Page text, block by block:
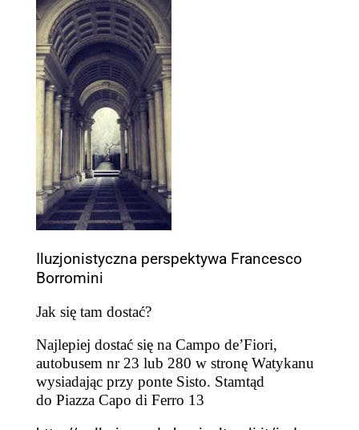
Iluzjonistyczna perspektywa Francesco
Borromini
Jak się tam dostać?
Najlepiej dostać się na Campo de’Fiori,
autobusem nr 23 lub 280 w stronę Watykanu
wysiadając przy ponte Sisto. Stamtąd
do Piazza Capo di Ferro 13